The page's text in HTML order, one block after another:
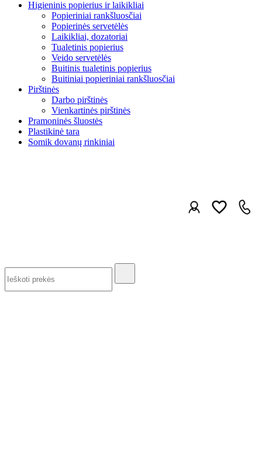
Higieninis popierius ir laikikliai
Popieriniai rankšluosčiai
Popierinės servetėlės
Laikikliai, dozatoriai
Tualetinis popierius
Veido servetėlės
Buitinis tualetinis popierius
Buitiniai popieriniai rankšluosčiai
Pirštinės
Darbo pirštinės
Vienkartinės pirštinės
Pramoninės šluostės
Plastikinė tara
Somik dovanų rinkiniai